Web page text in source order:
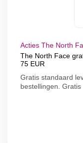
Acties The North
The North Face
75 EUR
Gratis standaard
bestellingen.